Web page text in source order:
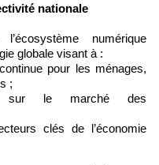
nationale
numérique
globale visant à :
pour les ménages,
;
sur le marché des
clés de l’économie